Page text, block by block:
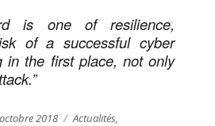
is one of resilience,
of a successful cyber
in the first place, not only
2018 Catégories
Actualités,